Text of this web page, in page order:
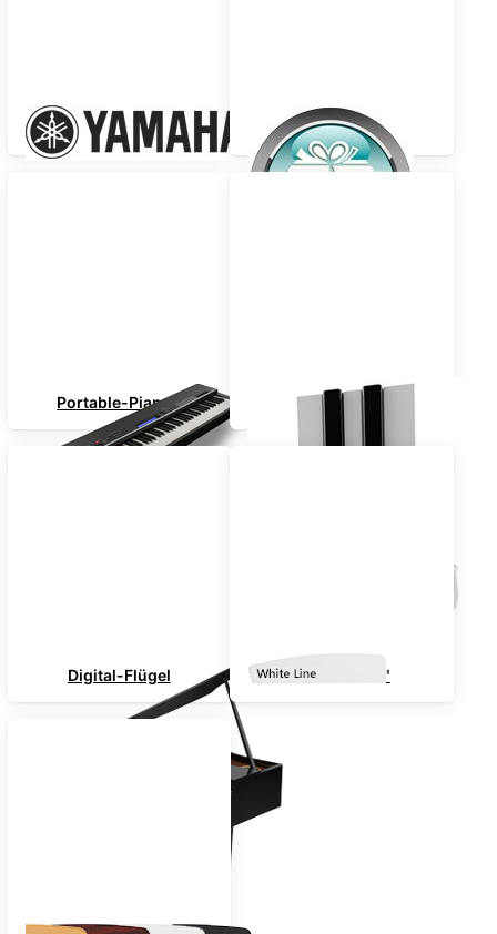
Yamaha SPAR-PAKETE
Portable-Pianos TOP-PREIS !
Digital-Flügel "White-Line"